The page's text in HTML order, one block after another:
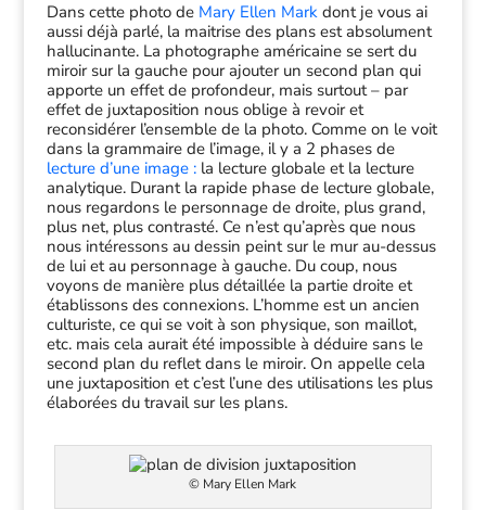
Dans cette photo de Mary Ellen Markdont je vous ai
aussi déjà parlé, la maitrise des plans est absolument
hallucinante. La photographe américaine se sert du
miroir sur la gauche pour ajouter un second plan qui
apporte un effet de profondeur, mais surtout – par
effet de juxtaposition nous oblige à revoir et
reconsidérer l’ensemble de la photo. Comme on le voit
dans la grammaire de l’image, il y a 2 phases de
lecture d’une image :la lecture globale et la lecture
analytique. Durant la rapide phase de lecture globale,
nous regardons le personnage de droite, plus grand,
plus net, plus contrasté. Ce n’est qu’après que nous
nous intéressons au dessin peint sur le mur au-dessus
de lui et au personnage à gauche. Du coup, nous
voyons de manière plus détaillée la partie droite et
établissons des connexions. L’homme est un ancien
culturiste, ce qui se voit à son physique, son maillot,
etc. mais cela aurait été impossible à déduire sans le
second plan du reflet dans le miroir. On appelle cela
une juxtaposition et c’est l’une des utilisations les plus
élaborées du travail sur les plans.
© Mary Ellen Mark